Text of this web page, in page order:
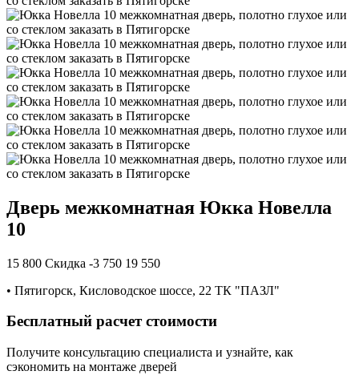
Дверь межкомнатная Юкка Новелла
10
15 800 Скидка -3 750 19 550
• Пятигорск, Кисловодское шоссе, 22 ТК "ПАЗЛ"
Бесплатный расчет стоимости
Получите консультацию специалиста и узнайте, как
сэкономить на монтаже дверей